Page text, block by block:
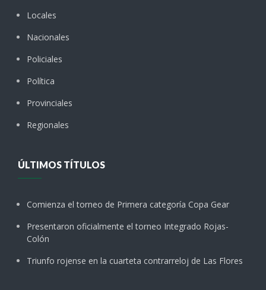
Locales
Nacionales
Policiales
Política
Provinciales
Regionales
ÚLTIMOS TÍTULOS
Comienza el torneo de Primera categoría Copa Gear
Presentaron oficialmente el torneo Integrado Rojas-
Colón
Triunfo rojense en la cuarteta contrarreloj de Las Flores